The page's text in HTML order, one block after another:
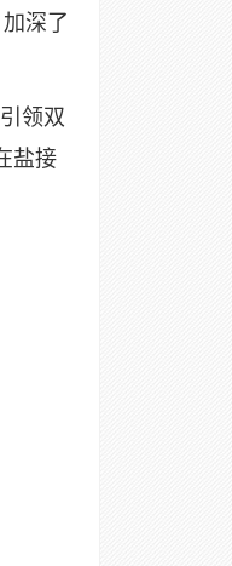
深了
领双
盐接